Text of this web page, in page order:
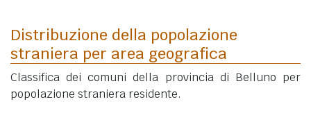
Distribuzione della popolazione
straniera per area geografica
Classifica dei comuni della provincia di Belluno per
popolazione straniera residente.